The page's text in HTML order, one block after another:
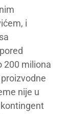
i
200 miliona
nije u